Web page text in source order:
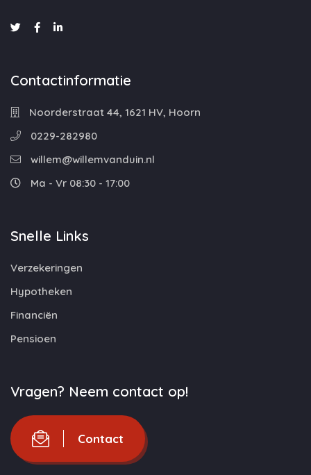
Contactinformatie
Noorderstraat 44, 1621 HV, Hoorn
0229-282980
willem@willemvanduin.nl
Ma - Vr 08:30 - 17:00
Snelle Links
Verzekeringen
Hypotheken
Financiën
Pensioen
Vragen? Neem contact op!
Contact